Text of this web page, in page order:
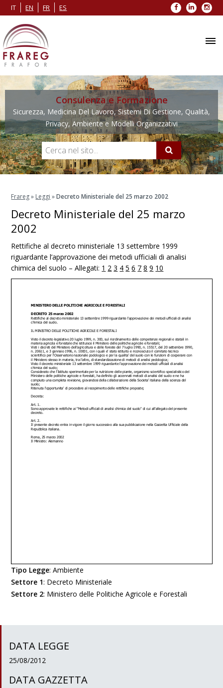
IT EN FR ES Facebook
LinkedIn
Consulenza e Formazione
Sicurezza, Medicina Del Lavoro, Sistemi Di Gestione, Qualità,
Privacy, Ambiente e Modelli Organizzativi
Frareg» Leggi »Decreto Ministeriale del 25 marzo 2002
Decreto Ministeriale del 25 marzo
2002
Rettifiche al decreto ministeriale 13 settembre 1999
riguardante l’approvazione dei metodi ufficiali di analisi
chimica del suolo – Allegati: 1 2 3 4 5 6 7 8 9 10
Tipo Legge:Ambiente
Settore 1: Decreto Ministeriale
Settore 2: Ministero delle Politiche Agricole e Forestali
DATA LEGGE
25/08/2012
DATA GAZZETTA